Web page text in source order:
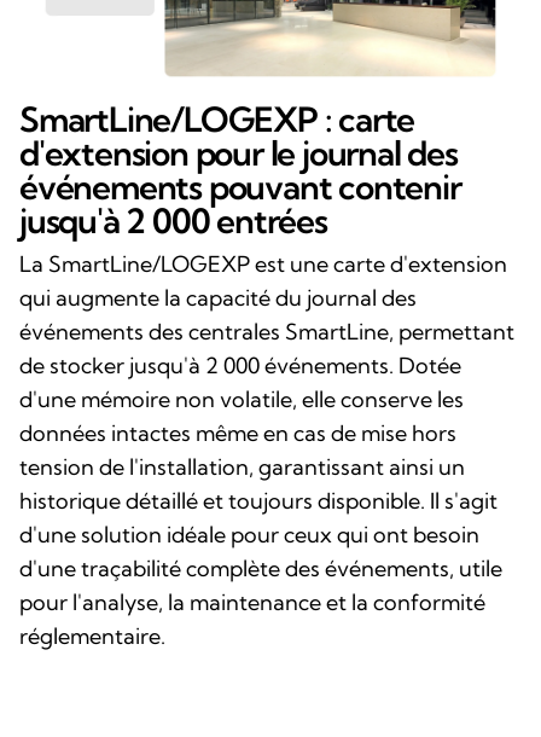
SmartLine/LOGEXP : carte
d'extension pour le journal des
événements pouvant contenir
jusqu'à 2 000 entrées
La SmartLine/LOGEXP est une carte d'extension
qui augmente la capacité du journal des
événements des centrales SmartLine, permettant
de stocker jusqu'à 2 000 événements. Dotée
d'une mémoire non volatile, elle conserve les
données intactes même en cas de mise hors
tension de l'installation, garantissant ainsi un
historique détaillé et toujours disponible. Il s'agit
d'une solution idéale pour ceux qui ont besoin
d'une traçabilité complète des événements, utile
pour l'analyse, la maintenance et la conformité
réglementaire.